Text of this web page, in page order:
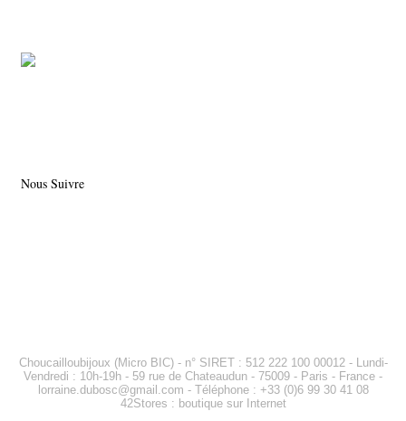
Nous Suivre
Choucailloubijoux (Micro BIC) - n° SIRET : 512 222 100 00012 - Lundi-
Vendredi : 10h-19h - 59 rue de Chateaudun - 75009 - Paris - France -
lorraine.dubosc@gmail.com - Téléphone : +33 (0)6 99 30 41 08
42Stores : boutique sur Internet